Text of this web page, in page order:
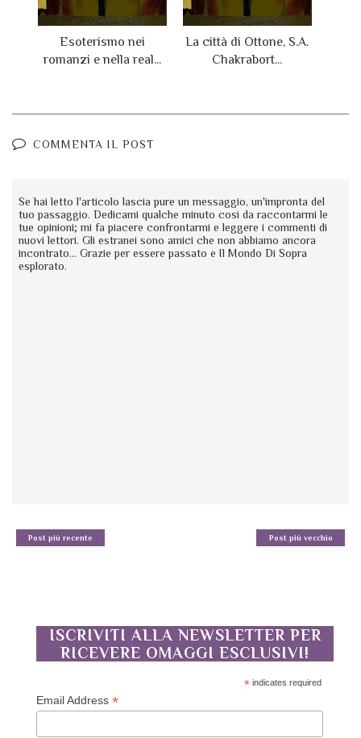
Esoterismo nei
romanzi e nella real...
La città di Ottone, S.A.
Chakrabort...
COMMENTA IL POST
Se hai letto l'articolo lascia pure un messaggio, un'impronta del
tuo passaggio. Dedicami qualche minuto così da raccontarmi le
tue opinioni; mi fa piacere confrontarmi e leggere i commenti di
nuovi lettori. Gli estranei sono amici che non abbiamo ancora
incontrato... Grazie per essere passato e Il Mondo Di Sopra
esplorato.
Post più recente Post più vecchio
ISCRIVITI ALLA NEWSLETTER PER
RICEVERE OMAGGI ESCLUSIVI!
* indicates required
Email Address*